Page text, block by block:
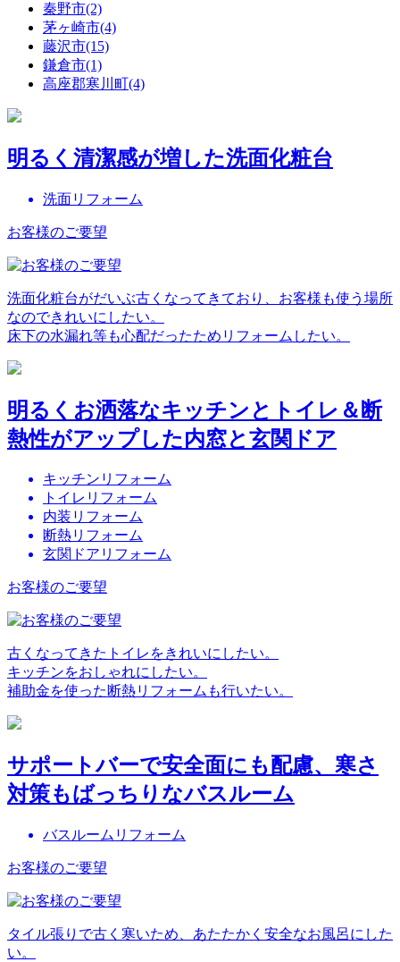
秦野市(2)
茅ヶ崎市(4)
藤沢市(15)
鎌倉市(1)
高座郡寒川町(4)
明るく清潔感が増した洗面化粧台
洗面リフォーム
お客様のご要望
洗面化粧台がだいぶ古くなってきており、お客様も使う場所
なのできれいにしたい。
床下の水漏れ等も心配だったためリフォームしたい。
明るくお洒落なキッチンとトイレ＆断
熱性がアップした内窓と玄関ドア
キッチンリフォーム
トイレリフォーム
内装リフォーム
断熱リフォーム
玄関ドアリフォーム
お客様のご要望
古くなってきたトイレをきれいにしたい。
キッチンをおしゃれにしたい。
補助金を使った断熱リフォームも行いたい。
サポートバーで安全面にも配慮、寒さ
対策もばっちりなバスルーム
バスルームリフォーム
お客様のご要望
タイル張りで古く寒いため、あたたかく安全なお風呂にした
い。